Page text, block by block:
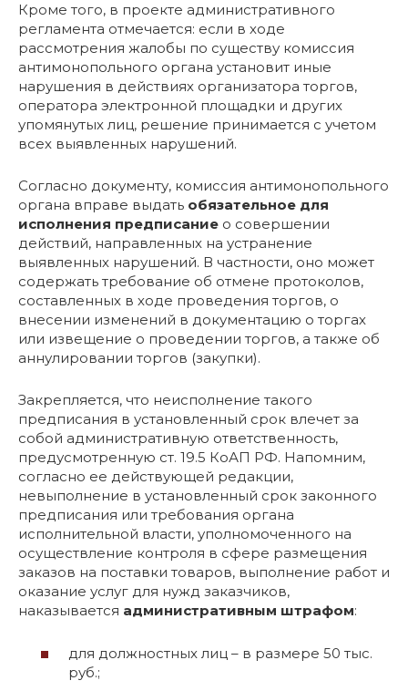
Кроме того, в проекте административного
регламента отмечается: если в ходе
рассмотрения жалобы по существу комиссия
антимонопольного органа установит иные
нарушения в действиях организатора торгов,
оператора электронной площадки и других
упомянутых лиц, решение принимается с учетом
всех выявленных нарушений.
Согласно документу, комиссия антимонопольного
органа вправе выдать обязательное для
исполнения предписание о совершении
действий, направленных на устранение
выявленных нарушений. В частности, оно может
содержать требование об отмене протоколов,
составленных в ходе проведения торгов, о
внесении изменений в документацию о торгах
или извещение о проведении торгов, а также об
аннулировании торгов (закупки).
Закрепляется, что неисполнение такого
предписания в установленный срок влечет за
собой административную ответственность,
предусмотренную ст. 19.5 КоАП РФ. Напомним,
согласно ее действующей редакции,
невыполнение в установленный срок законного
предписания или требования органа
исполнительной власти, уполномоченного на
осуществление контроля в сфере размещения
заказов на поставки товаров, выполнение работ и
оказание услуг для нужд заказчиков,
наказывается административным штрафом:
для должностных лиц – в размере 50 тыс.
руб.;